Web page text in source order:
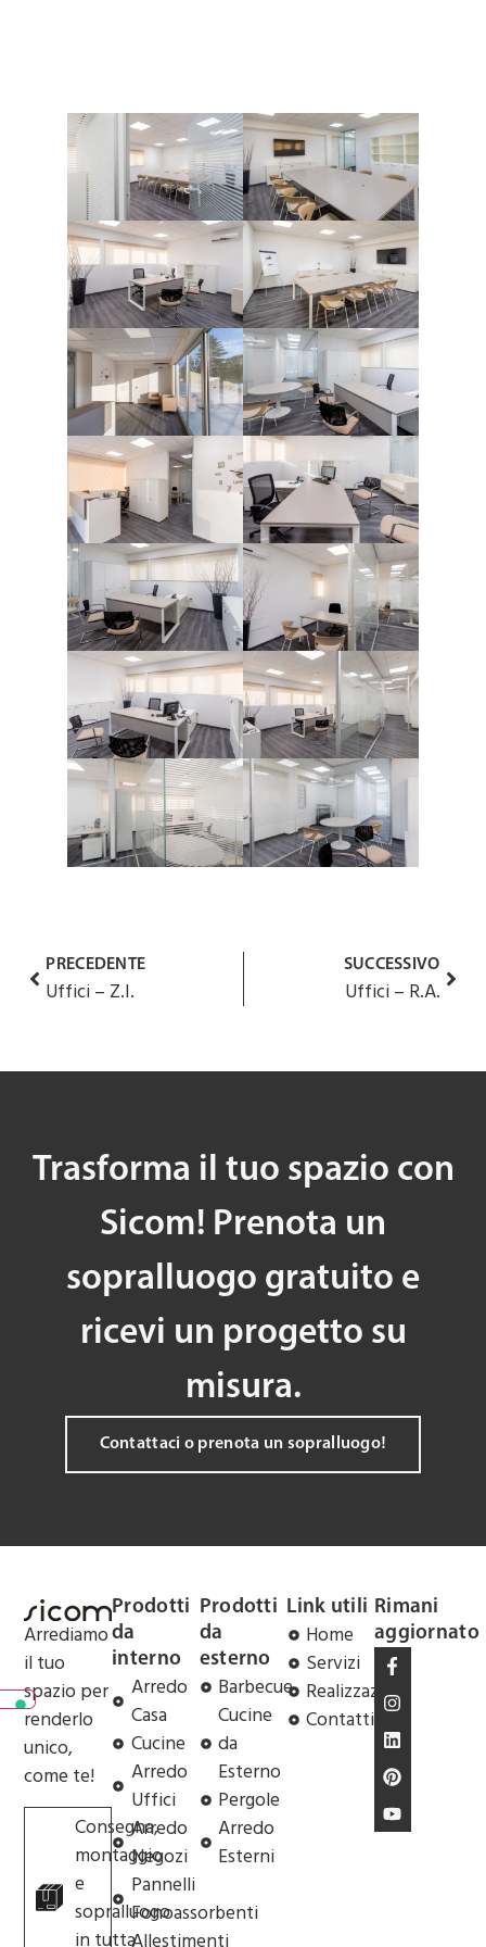
PRECEDENTE
Uffici – Z.I.
SUCCESSIVO
Uffici – R.A.
Trasforma il tuo spazio con
Sicom! Prenota un
sopralluogo gratuito e
ricevi un progetto su
misura.
Contattaci o prenota un sopralluogo!
Arrediamo
il tuo
spazio per
renderlo
unico,
come te!
Consegna,
montaggio
e
sopralluogo
in tutta
Prodotti
da
interno
Arredo
Casa
Cucine
Arredo
Uffici
Arredo
Negozi
Pannelli
Fonoassorbenti
Prodotti
da
esterno
Barbecue
Cucine
da
Esterno
Pergole
Arredo
Esterni
Link utili
Home
Servizi
Realizzazioni
Contatti
Rimani
aggiornato